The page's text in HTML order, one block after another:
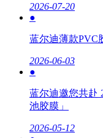
2026-07-20
●
蓝尔迪薄款PVC
2026-06-03
●
蓝尔迪邀您共赴
池胶膜」
2026-05-12